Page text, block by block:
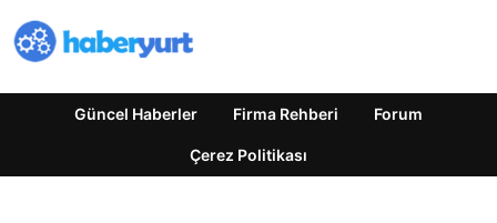
Güncel Haberler Firma Rehberi Forum
Çerez Politikası